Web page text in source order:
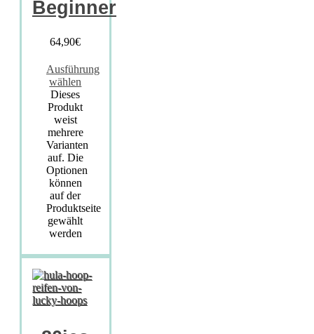
Beginner
64,90€
Ausführung
wählen
Dieses
Produkt
weist
mehrere
Varianten
auf. Die
Optionen
können
auf der
Produktseite
gewählt
werden